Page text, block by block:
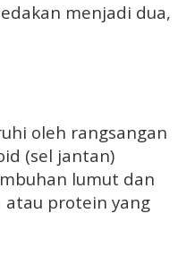
menjadi dua,
oleh rangsangan
(sel jantan)
lumut dan
protein yang